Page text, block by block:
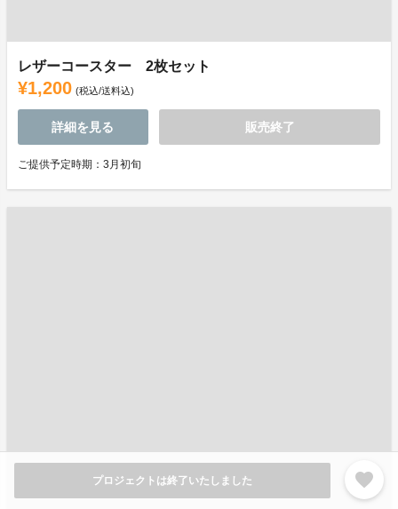
プロジェクトは終了いたしました favorite
レザーコースター 2枚セット
¥1,200 (税込/送料込)
詳細を見る 販売終了
ご提供予定時期：3月初旬